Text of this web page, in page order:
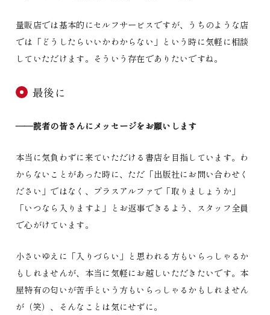
量販店では基本的にセルフサービスですが、うちのような店
では「どうしたらいいかわからない」という時に気軽に相談
していただけます。そういう存在でありたいですね。
最後に
――読者の皆さんにメッセージをお願いします
本当に気負わずに来ていただける書店を目指しています。わ
からないことがあった時に、ただ「出版社にお問い合わせく
ださい」ではなく、プラスアルファで「取りましょうか」
「いつなら入りますよ」とお返事できるよう、スタッフ全員
で心がけています。
小さいゆえに「入りづらい」と思われる方もいらっしゃるか
もしれませんが、本当に気軽にお越しいただきたいです。本
屋特有の匂いが苦手という方もいらっしゃるかもしれません
が（笑）、そんなことは気にせずに。